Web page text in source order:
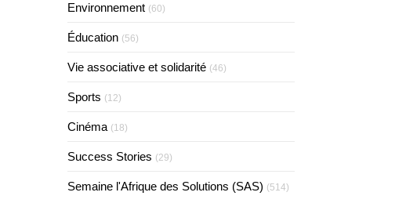
Environnement (60)
Éducation (56)
Vie associative et solidarité (46)
Sports (12)
Cinéma (18)
Success Stories (29)
Semaine l'Afrique des Solutions (SAS) (514)